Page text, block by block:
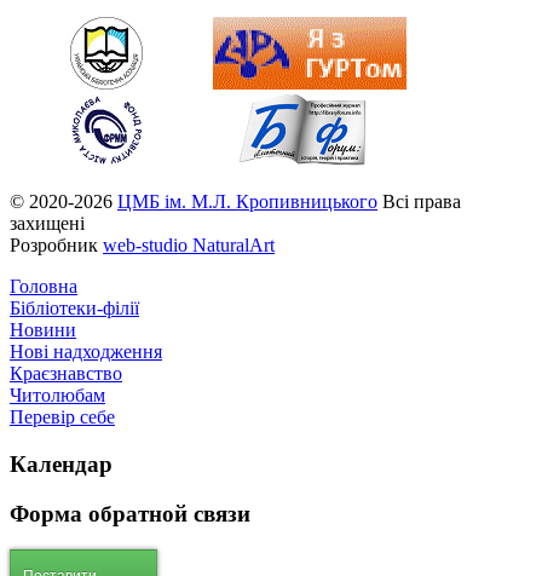
© 2020-2026 ЦМБ ім. М.Л. Кропивницького Всі права
захищені
Розробник web-studio NaturalArt
Головна
Бібліотеки-філії
Новини
Нові надходження
Краєзнавство
Читолюбам
Перевір себе
Календар
Форма обратной связи